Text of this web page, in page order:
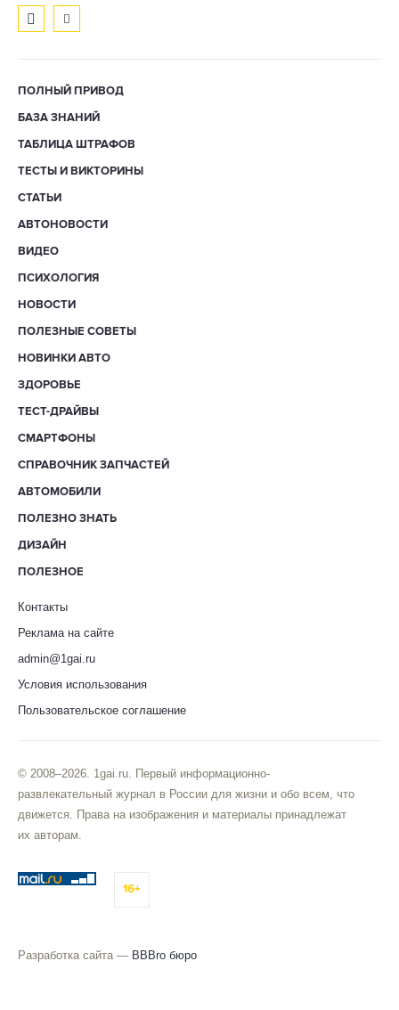
ПОЛНЫЙ ПРИВОД
БАЗА ЗНАНИЙ
ТАБЛИЦА ШТРАФОВ
ТЕСТЫ И ВИКТОРИНЫ
СТАТЬИ
АВТОНОВОСТИ
ВИДЕО
ПСИХОЛОГИЯ
НОВОСТИ
ПОЛЕЗНЫЕ СОВЕТЫ
НОВИНКИ АВТО
ЗДОРОВЬЕ
ТЕСТ-ДРАЙВЫ
СМАРТФОНЫ
СПРАВОЧНИК ЗАПЧАСТЕЙ
АВТОМОБИЛИ
ПОЛЕЗНО ЗНАТЬ
ДИЗАЙН
ПОЛЕЗНОЕ
Контакты
Реклама на сайте
admin@1gai.ru
Условия использования
Пользовательское соглашение
© 2008–2026. 1gai.ru. Первый информационно-
развлекательный журнал в России для жизни и обо всем, что
движется. Права на изображения и материалы принадлежат
их авторам.
16+
Разработка сайта — BBBro бюро